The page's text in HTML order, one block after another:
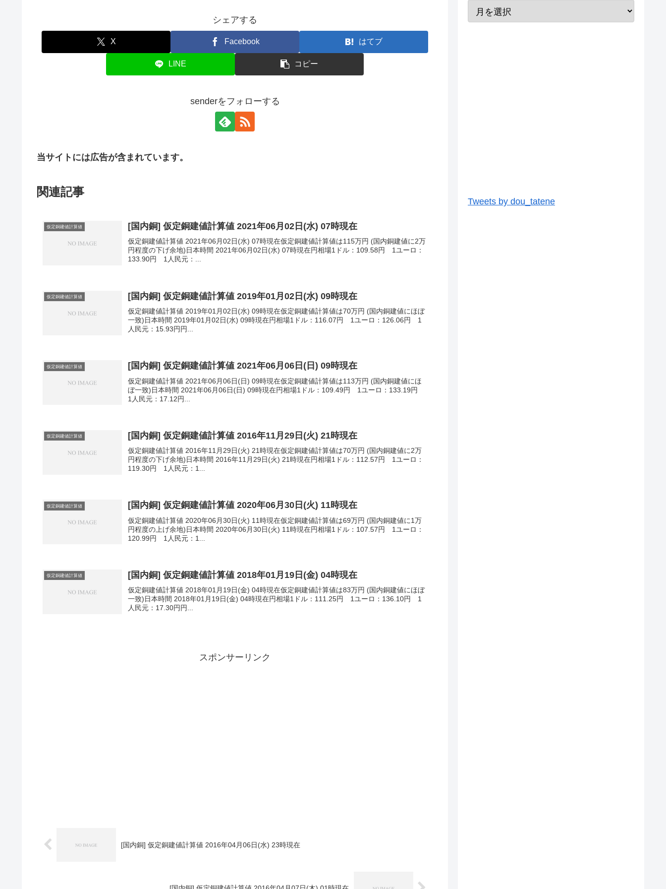
シェアする
X Facebook はてブ
LINE コピー
senderをフォローする
当サイトには広告が含まれています。
関連記事
仮定銅建値計算値 [国内銅] 仮定銅建値計算値 2021年06月02日(水) 07時現在
仮定銅建値計算値 2021年06月02日(水) 07時現在仮定銅建値計算値は115万円 (国内銅建値に2万
円程度の下げ余地)日本時間 2021年06月02日(水) 07時現在円相場1ドル：109.58円 1ユーロ：
133.90円 1人民元：...
仮定銅建値計算値 [国内銅] 仮定銅建値計算値 2019年01月02日(水) 09時現在
仮定銅建値計算値 2019年01月02日(水) 09時現在仮定銅建値計算値は70万円 (国内銅建値にほぼ
一致)日本時間 2019年01月02日(水) 09時現在円相場1ドル：116.07円 1ユーロ：126.06円 1
人民元：15.93円円...
仮定銅建値計算値 [国内銅] 仮定銅建値計算値 2021年06月06日(日) 09時現在
仮定銅建値計算値 2021年06月06日(日) 09時現在仮定銅建値計算値は113万円 (国内銅建値にほ
ぼ一致)日本時間 2021年06月06日(日) 09時現在円相場1ドル：109.49円 1ユーロ：133.19円
1人民元：17.12円...
仮定銅建値計算値 [国内銅] 仮定銅建値計算値 2016年11月29日(火) 21時現在
仮定銅建値計算値 2016年11月29日(火) 21時現在仮定銅建値計算値は70万円 (国内銅建値に2万
円程度の下げ余地)日本時間 2016年11月29日(火) 21時現在円相場1ドル：112.57円 1ユーロ：
119.30円 1人民元：1...
仮定銅建値計算値 [国内銅] 仮定銅建値計算値 2020年06月30日(火) 11時現在
仮定銅建値計算値 2020年06月30日(火) 11時現在仮定銅建値計算値は69万円 (国内銅建値に1万
円程度の上げ余地)日本時間 2020年06月30日(火) 11時現在円相場1ドル：107.57円 1ユーロ：
120.99円 1人民元：1...
仮定銅建値計算値 [国内銅] 仮定銅建値計算値 2018年01月19日(金) 04時現在
仮定銅建値計算値 2018年01月19日(金) 04時現在仮定銅建値計算値は83万円 (国内銅建値にほぼ
一致)日本時間 2018年01月19日(金) 04時現在円相場1ドル：111.25円 1ユーロ：136.10円 1
人民元：17.30円円...
スポンサーリンク
[国内銅] 仮定銅建値計算値 2016年04月06日(水) 23時現在
Tweets by dou_tatene